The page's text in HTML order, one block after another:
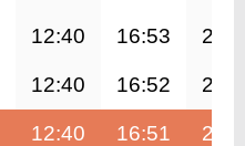
12:40 16:53
12:40 16:52
12:40 16:51